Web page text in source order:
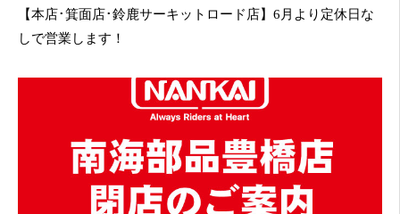
【本店･箕面店･鈴鹿サーキットロード店】6月より定休日な
しで営業します！